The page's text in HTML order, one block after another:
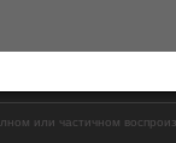
или частичном